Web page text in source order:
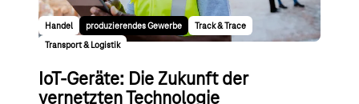
Handel produzierendes Gewerbe
Track & Trace
Transport & Logistik
IoT-Geräte: Die Zukunft der
vernetzten Technologie